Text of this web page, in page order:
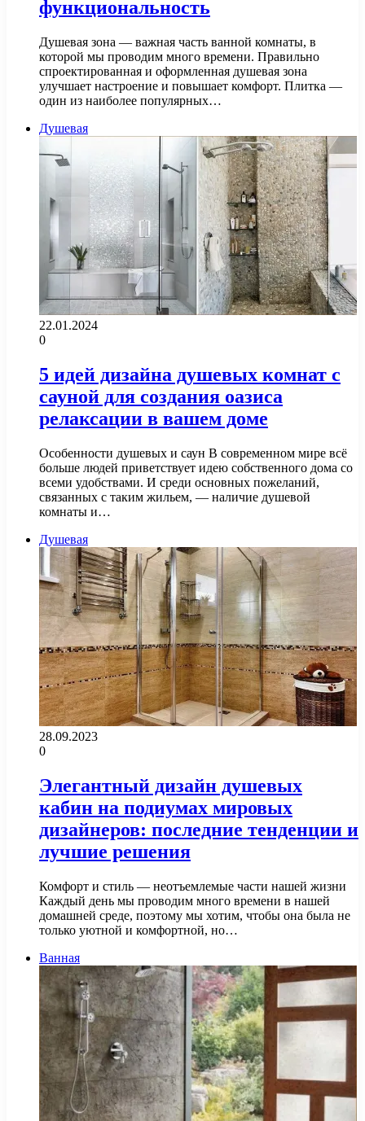
функциональность
Душевая зона — важная часть ванной комнаты, в
которой мы проводим много времени. Правильно
спроектированная и оформленная душевая зона
улучшает настроение и повышает комфорт. Плитка —
один из наиболее популярных…
Душевая
22.01.2024
0
5 идей дизайна душевых комнат с
сауной для создания оазиса
релаксации в вашем доме
Особенности душевых и саун В современном мире всё
больше людей приветствует идею собственного дома со
всеми удобствами. И среди основных пожеланий,
связанных с таким жильем, — наличие душевой
комнаты и…
Душевая
28.09.2023
0
Элегантный дизайн душевых
кабин на подиумах мировых
дизайнеров: последние тенденции и
лучшие решения
Комфорт и стиль — неотъемлемые части нашей жизни
Каждый день мы проводим много времени в нашей
домашней среде, поэтому мы хотим, чтобы она была не
только уютной и комфортной, но…
Ванная